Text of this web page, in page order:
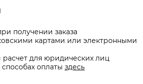
получении заказа
картами или электронными
расчет для юридических лиц
оплаты здесь